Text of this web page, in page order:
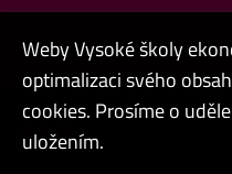
Admin
Weby Vysoké školy
optimalizaci svého
cookies. Prosíme o
uložením.